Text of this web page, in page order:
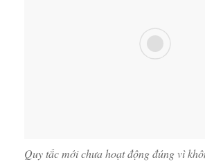
Quy tắc mới chưa hoạt động đúng vì